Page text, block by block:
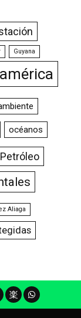
Guyana
océanos
Petróleo
Aliaga